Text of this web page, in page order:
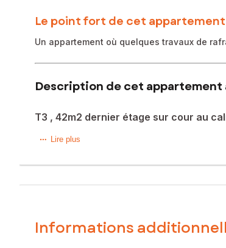
Le point fort de cet appartement
Un appartement où quelques travaux de
Description de cet appartement
T3 , 42m2 dernier étage sur cour au
Situé dans le 10e arrondissement de
L'appartement, situé au 2ème et dernier
habitation principale. Quelques travaux de
Le bien comprend 1 lot, et il est situé dans
Lire plus
Informations